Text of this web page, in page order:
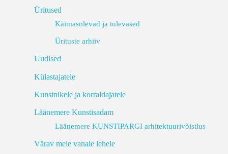
Üritused
Käimasolevad ja tulevased
Ürituste arhiiv
Uudised
Külastajatele
Kunstnikele ja korraldajatele
Läänemere Kunstisadam
Läänemere KUNSTIPARGI arhitektuurivõistlus
Värav meie vanale lehele